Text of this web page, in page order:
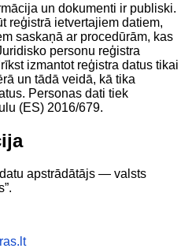
un dokumenti ir publiski.
reģistrā ietvertajiem datiem,
saskaņā ar procedūrām, kas
personu reģistra
izmantot reģistra datus tikai
un tādā veidā, kā tika
Personas dati tiek
(ES) 2016/679.
apstrādātājs — valsts